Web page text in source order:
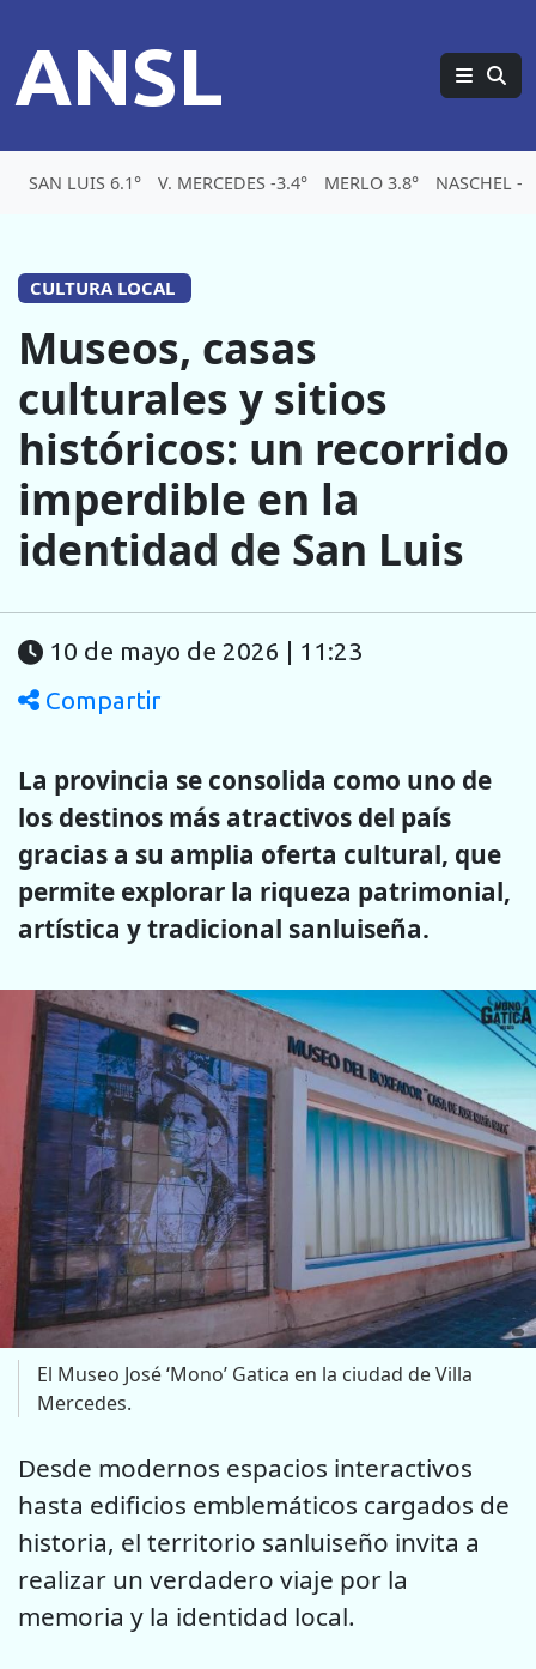
ANSL
SAN LUIS 6.1° V. MERCEDES -3.4° MERLO 3.8° NASCHEL -
CULTURA LOCAL
Museos, casas
culturales y sitios
históricos: un recorrido
imperdible en la
identidad de San Luis
10 de mayo de 2026 | 11:23
Compartir
La provincia se consolida como uno de
los destinos más atractivos del país
gracias a su amplia oferta cultural, que
permite explorar la riqueza patrimonial,
artística y tradicional sanluiseña.
El Museo José ‘Mono’ Gatica en la ciudad de Villa
Mercedes.
Desde modernos espacios interactivos
hasta edificios emblemáticos cargados de
historia, el territorio sanluiseño invita a
realizar un verdadero viaje por la
memoria y la identidad local.